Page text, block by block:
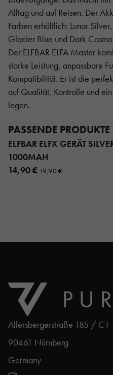
Alltag und auf Reisen. Der
Farben erhältlich: Lunar
Glacier Blue und Dark
Der ELFBAR ELFA Master
starke Leistung, anpassbare
Kompatibilität. Er ist die
auf Qualität, Kontrolle und
legen.
PASSENDE PRODUKTE
ELFBAR ELFX GERÄT
1000MAH
14,90 € 19,90 €
Allersbergerstraße 185 / C1
90461 Nürnberg
Germany